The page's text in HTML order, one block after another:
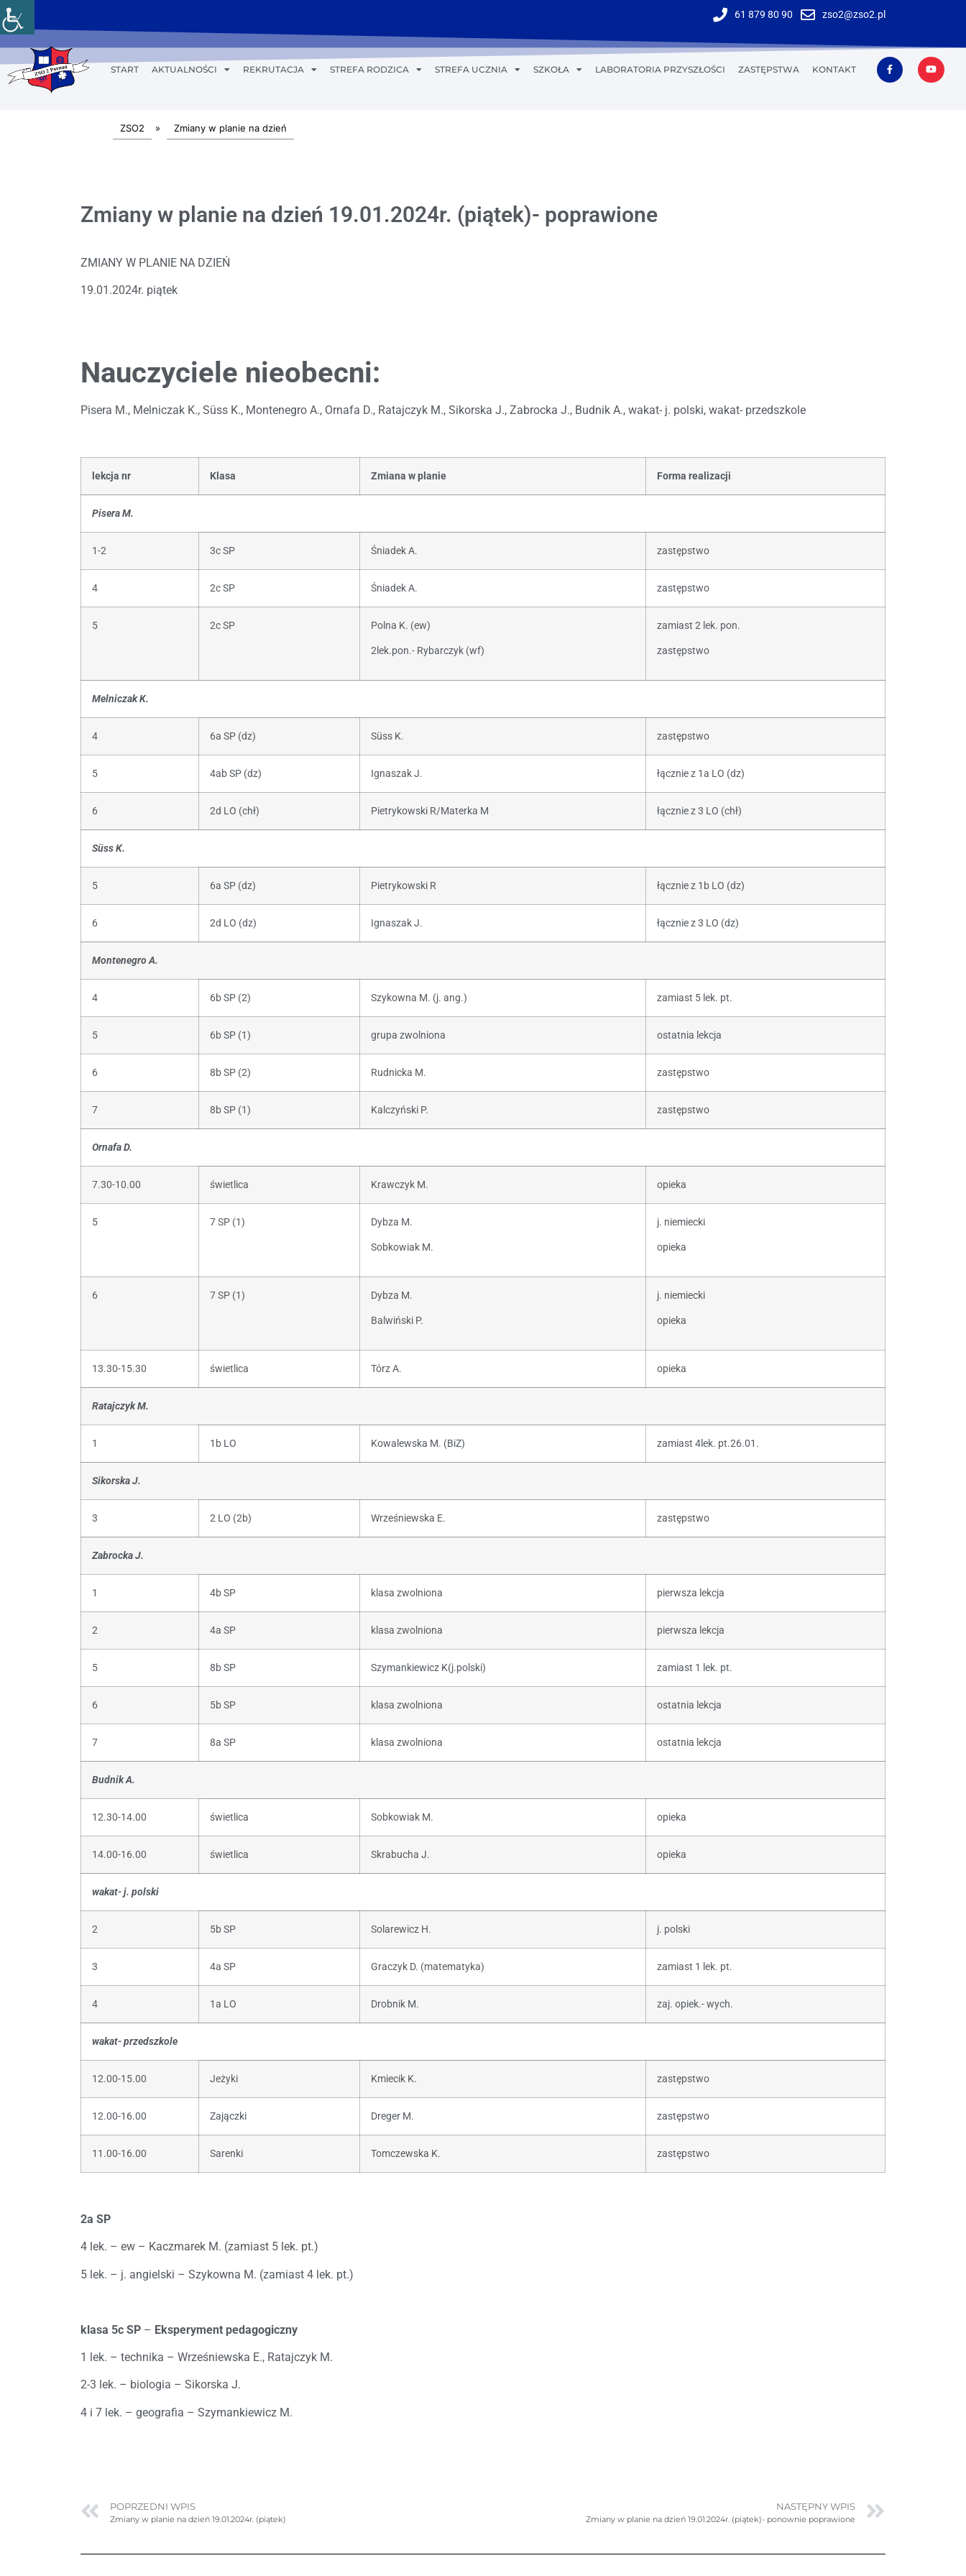
61 879 80 90 zso2@zso2.pl
START AKTUALNOŚCI REKRUTACJA STREFA RODZICA STREFA UCZNIA SZKOŁA LABORATORIA PRZYSZŁOŚCI ZASTĘPSTWA KONTAKT
ZSO2 » Zmiany w planie na dzień
Zmiany w planie na dzień 19.01.2024r. (piątek)- poprawione
ZMIANY W PLANIE NA DZIEŃ
19.01.2024r. piątek
Nauczyciele nieobecni:
Pisera M., Melniczak K., Süss K., Montenegro A., Ornafa D., Ratajczyk M., Sikorska J., Zabrocka J., Budnik A., wakat- j. polski, wakat- przedszkole
lekcja nr Klasa Zmiana w planie Forma realizacji
Pisera M.
1-2 3c SP Śniadek A. zastępstwo
4 2c SP Śniadek A. zastępstwo
5 2c SP Polna K. (ew)
2lek.pon.- Rybarczyk (wf)
zamiast 2 lek. pon.
zastępstwo
Melniczak K.
4 6a SP (dz) Süss K. zastępstwo
5 4ab SP (dz) Ignaszak J. łącznie z 1a LO (dz)
6 2d LO (chł) Pietrykowski R/Materka M łącznie z 3 LO (chł)
Süss K.
5 6a SP (dz) Pietrykowski R łącznie z 1b LO (dz)
6 2d LO (dz) Ignaszak J. łącznie z 3 LO (dz)
Montenegro A.
4 6b SP (2) Szykowna M. (j. ang.) zamiast 5 lek. pt.
5 6b SP (1) grupa zwolniona ostatnia lekcja
6 8b SP (2) Rudnicka M. zastępstwo
7 8b SP (1) Kalczyński P. zastępstwo
Ornafa D.
7.30-10.00 świetlica Krawczyk M. opieka
5 7 SP (1) Dybza M.
Sobkowiak M.
j. niemiecki
opieka
6 7 SP (1) Dybza M.
Balwiński P.
j. niemiecki
opieka
13.30-15.30 świetlica Tórz A. opieka
Ratajczyk M.
1 1b LO Kowalewska M. (BiZ) zamiast 4lek. pt.26.01.
Sikorska J.
3 2 LO (2b) Wrześniewska E. zastępstwo
Zabrocka J.
1 4b SP klasa zwolniona pierwsza lekcja
2 4a SP klasa zwolniona pierwsza lekcja
5 8b SP Szymankiewicz K(j.polski) zamiast 1 lek. pt.
6 5b SP klasa zwolniona ostatnia lekcja
7 8a SP klasa zwolniona ostatnia lekcja
Budnik A.
12.30-14.00 świetlica Sobkowiak M. opieka
14.00-16.00 świetlica Skrabucha J. opieka
wakat- j. polski
2 5b SP Solarewicz H. j. polski
3 4a SP Graczyk D. (matematyka) zamiast 1 lek. pt.
4 1a LO Drobnik M. zaj. opiek.- wych.
wakat- przedszkole
12.00-15.00 Jeżyki Kmiecik K. zastępstwo
12.00-16.00 Zajączki Dreger M. zastępstwo
11.00-16.00 Sarenki Tomczewska K. zastępstwo
2a SP
4 lek. – ew – Kaczmarek M. (zamiast 5 lek. pt.)
5 lek. – j. angielski – Szykowna M. (zamiast 4 lek. pt.)
klasa 5c SP – Eksperyment pedagogiczny
1 lek. – technika – Wrześniewska E., Ratajczyk M.
2-3 lek. – biologia – Sikorska J.
4 i 7 lek. – geografia – Szymankiewicz M.
POPRZEDNI WPIS
Zmiany w planie na dzień 19.01.2024r. (piątek)
NASTĘPNY WPIS
Zmiany w planie na dzień 19.01.2024r. (piątek)- ponownie poprawione